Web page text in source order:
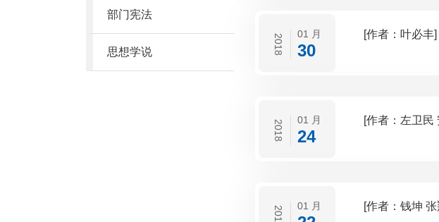
部门宪法
思想学说 2018 01 月
30
2018 01 月
24
2018 01 月